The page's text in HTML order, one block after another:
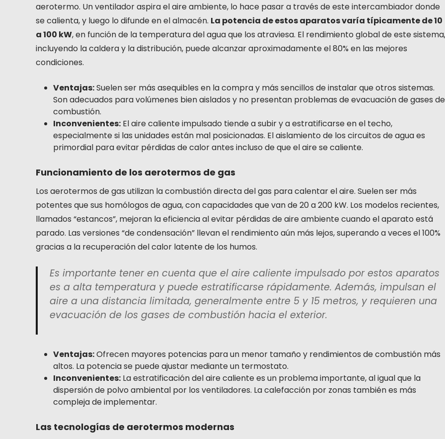
aerotermo. Un ventilador aspira el aire ambiente, lo hace pasar a través de este intercambiador donde
se calienta, y luego lo difunde en el almacén. La potencia de estos aparatos varía típicamente de 10
a 100 kW, en función de la temperatura del agua que los atraviesa. El rendimiento global de este sistema,
incluyendo la caldera y la distribución, puede alcanzar aproximadamente el 80% en las mejores
condiciones.
Ventajas:Suelen ser más asequibles en la compra y más sencillos de instalar que otros sistemas.
Son adecuados para volúmenes bien aislados y no presentan problemas de evacuación de gases de
combustión.
Inconvenientes: El aire caliente impulsado tiende a subir y a estratificarse en el techo,
especialmente si las unidades están mal posicionadas. El aislamiento de los circuitos de agua es
primordial para evitar pérdidas de calor antes incluso de que el aire se caliente.
Funcionamiento de los aerotermos de gas
Los aerotermos de gas utilizan la combustión directa del gas para calentar el aire. Suelen ser más
potentes que sus homólogos de agua, con capacidades que van de 20 a 200 kW. Los modelos recientes,
llamados “estancos”, mejoran la eficiencia al evitar pérdidas de aire ambiente cuando el aparato está
parado. Las versiones “de condensación” llevan el rendimiento aún más lejos, superando a veces el 100%
gracias a la recuperación del calor latente de los humos.
Es importante tener en cuenta que el aire caliente impulsado por estos aparatos
es a alta temperatura y puede estratificarse rápidamente. Además, impulsan el
aire a una distancia limitada, generalmente entre 5 y 15 metros, y requieren una
evacuación de los gases de combustión hacia el exterior.
Ventajas:Ofrecen mayores potencias para un menor tamaño y rendimientos de combustión más
altos. La potencia se puede ajustar mediante un termostato.
Inconvenientes: La estratificación del aire caliente es un problema importante, al igual que la
dispersión de polvo ambiental por los ventiladores. La calefacción por zonas también es más
compleja de implementar.
Las tecnologías de aerotermos modernas